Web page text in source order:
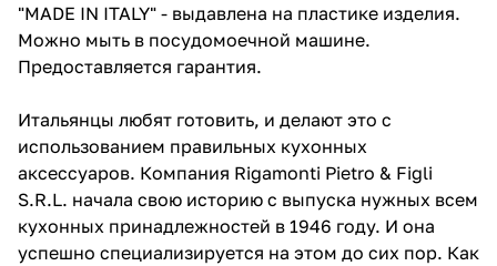
"MADE IN ITALY" - выдавлена на пластике изделия.
Можно мыть в посудомоечной машине.
Предоставляется гарантия.
Итальянцы любят готовить, и делают это с
использованием правильных кухонных
аксессуаров. Компания Rigamonti Pietro & Figli
S.R.L. начала свою историю с выпуска нужных всем
кухонных принадлежностей в 1946 году. И она
успешно специализируется на этом до сих пор. Как